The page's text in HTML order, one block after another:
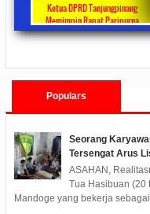
Ketua DPRD Tanjungpinang
Memimpin Rapat Paripurna
Pengesahan Ranperda Perubahan
Populars
Seorang
Tersengat Arus
ASAHAN,
Tua Hasibuan (20
Mandoge yang bekerja sebagai